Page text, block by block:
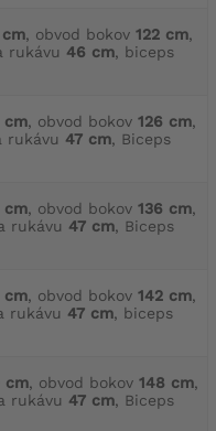
cm, obvod bokov 122 cm,
rukávu 46 cm, biceps
cm, obvod bokov 126 cm,
rukávu 47 cm, Biceps
cm, obvod bokov 136 cm,
rukávu 47 cm, Biceps
cm, obvod bokov 142 cm,
rukávu 47 cm, biceps
cm, obvod bokov 148 cm,
rukávu 47 cm, Biceps